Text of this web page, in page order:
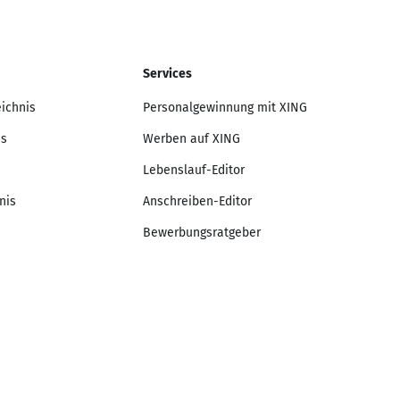
Services
Personalgewinnung mit XING
Werben auf XING
Lebenslauf-Editor
Anschreiben-Editor
Bewerbungsratgeber